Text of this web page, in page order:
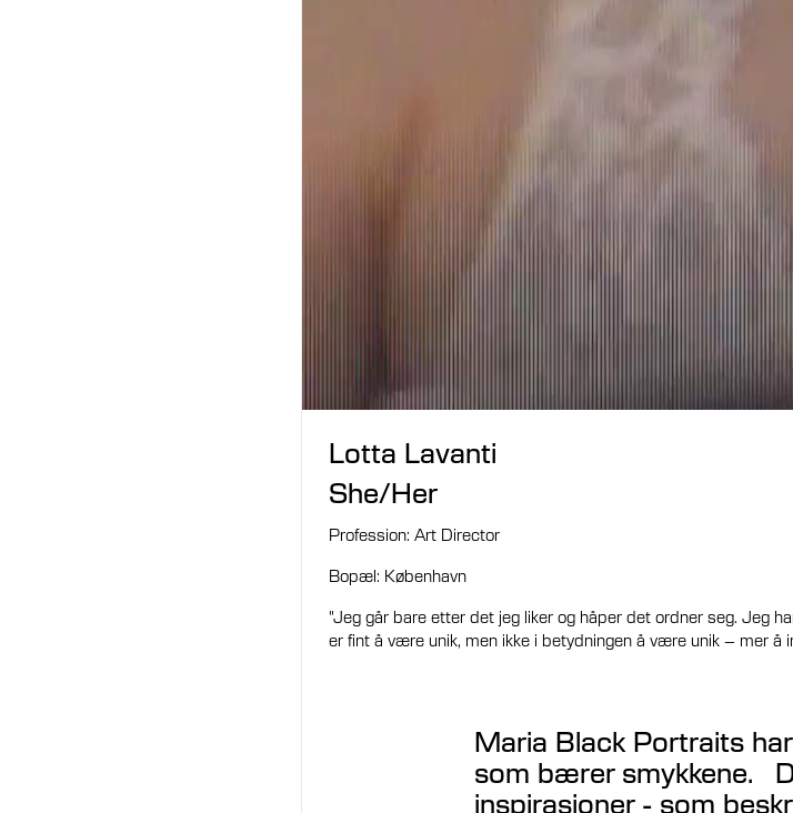
Lotta Lavanti
She/Her
Profession: Art Director
Bopæl: København
"Jeg går bare etter det jeg liker og håper det ordner seg. Jeg
er fint å være unik, men ikke i betydningen å være unik – mer å
Maria Black Portraits
som bærer smykkene.
inspirasjoner - som